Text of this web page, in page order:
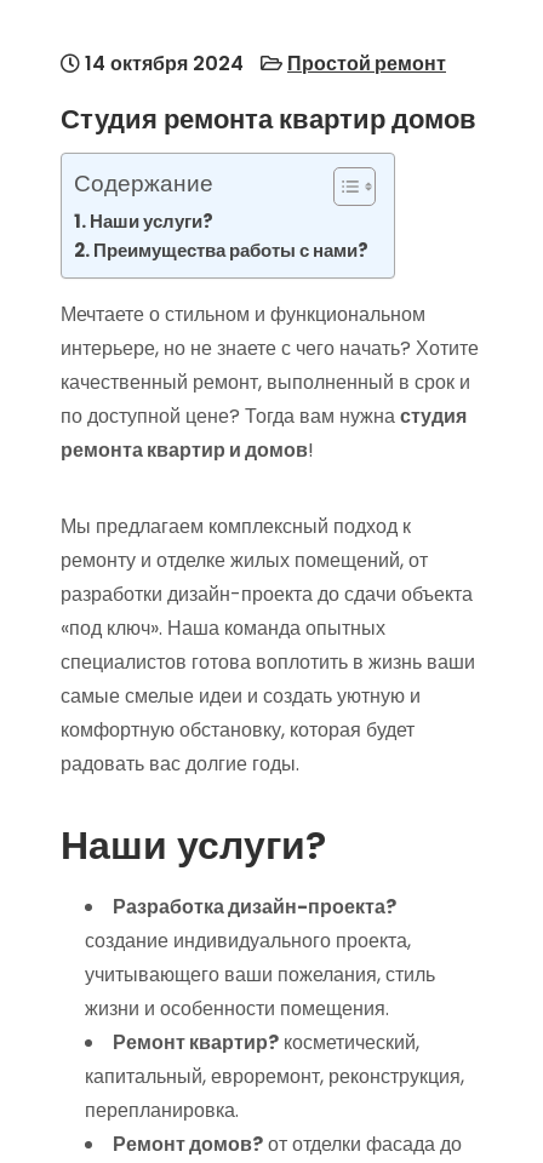
14 октября 2024 Простой ремонт
Студия ремонта квартир домов
Содержание
Наши услуги?
Преимущества работы с нами?
Мечтаете о стильном и функциональном
интерьере, но не знаете с чего начать? Хотите
качественный ремонт, выполненный в срок и
по доступной цене? Тогда вам нужнастудия
ремонта квартир и домов!
Мы предлагаем комплексный подход к
ремонту и отделке жилых помещений, от
разработки дизайн-проекта до сдачи объекта
«под ключ». Наша команда опытных
специалистов готова воплотить в жизнь ваши
самые смелые идеи и создать уютную и
комфортную обстановку, которая будет
радовать вас долгие годы.
Наши услуги?
Разработка дизайн-проекта?
создание индивидуального проекта,
учитывающего ваши пожелания, стиль
жизни и особенности помещения.
Ремонт квартир? косметический,
капитальный, евроремонт, реконструкция,
перепланировка.
Ремонт домов?от отделки фасада до